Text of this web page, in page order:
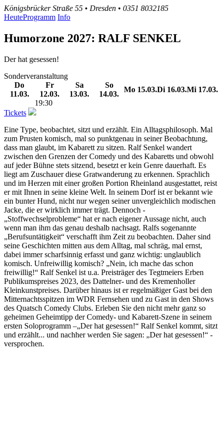
Königsbrücker Straße 55 • Dresden • 0351 8032185
HeuteProgramm Info
Humorzone 2027: RALF SENKEL
Der hat gesessen!
Sonderveranstaltung
Do
11.03.
Fr
12.03.
Sa
13.03.
So
14.03.
Mo 15.03.Di 16.03.Mi 17.03.
19:30
Tickets
Eine Type, beobachtet, sitzt und erzählt. Ein Alltagsphilosoph. Mal
zum Prusten komisch, mal so punktgenau in seiner Beobachtung,
dass man glaubt, im Kabarett zu sitzen. Ralf Senkel wandert
zwischen den Grenzen der Comedy und des Kabaretts und obwohl
auf jeder Bühne stets sitzend, besetzt er kein Genre dauerhaft. Es
liegt am Zuschauer diese Gratwanderung zu erkennen. Sprachlich
und im Herzen mit einer großen Portion Rheinland ausgestattet, reist
er mit Ihnen in seine kleine Welt. In seinem Dorf ist er bekannt wie
ein bunter Hund, nicht nur wegen seiner unvergleichlich modischen
Jacke, die er wirklich immer trägt. Dennoch -
„Stoffwechselprobleme“ hat er nach eigener Aussage nicht, auch
wenn man ihm das genau deshalb nachsagt. Ralfs sogenannte
„Berufsuntätigkeit“ verschafft ihm Zeit zu beobachten. Daher sind
seine Geschichten mitten aus dem Alltag, mal schräg, mal ernst,
dabei immer scharfsinnig erfasst und ganz wichtig: unglaublich
komisch. Unfreiwillig komisch? „Nein, ich mache das schon
freiwillig!“ Ralf Senkel ist u.a. Preisträger des Tegtmeiers Erben
Publikumspreises 2023, des Dattelner- und des Kremenholler
Kleinkunstpreises. Darüber hinaus ist er regelmäßiger Gast bei den
Mitternachtsspitzen im WDR Fernsehen und zu Gast in den Shows
des Quatsch Comedy Clubs. Erleben Sie den nicht mehr ganz so
geheimen Geheimtipp der Comedy- und Kabarett-Szene in seinem
ersten Soloprogramm –„Der hat gesessen!“ Ralf Senkel kommt, sitzt
und erzählt... und nachher werden Sie sagen: „Der hat gesessen!“ -
versprochen.